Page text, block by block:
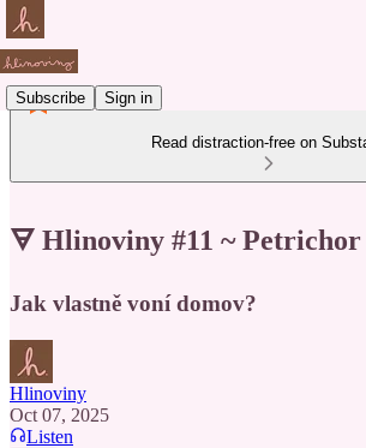
Subscribe Sign in
Read distraction-free on
🜃 Hlinoviny #11 ~ Petrichor
Jak vlastně voní domov?
Hlinoviny
Oct 07, 2025
Listen